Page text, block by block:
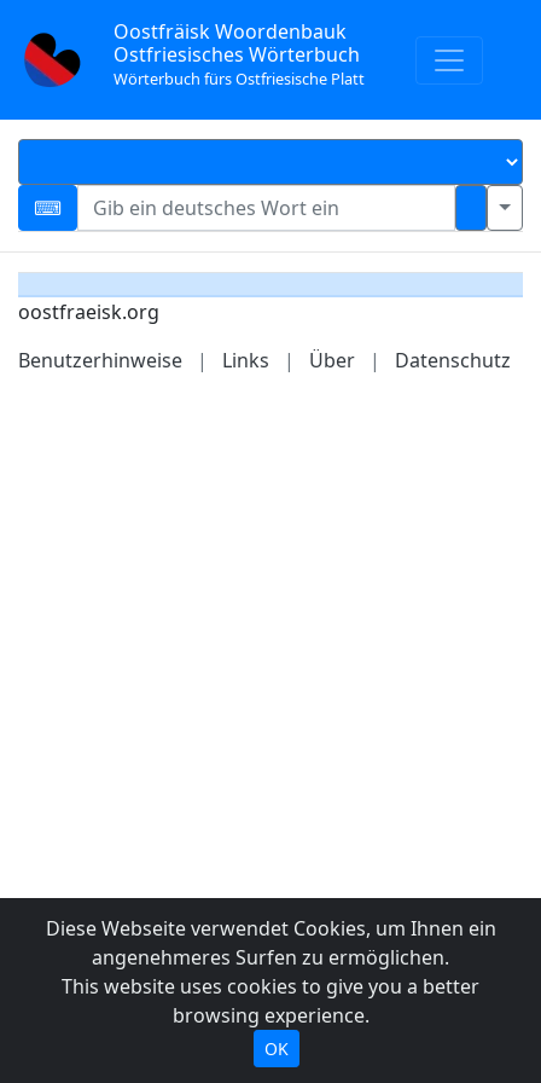
Oostfräisk Woordenbauk
Ostfriesisches Wörterbuch
Wörterbuch fürs Ostfriesische Platt
oostfraeisk.org
Benutzerhinweise
| Links | Über | Datenschutz
Diese Webseite verwendet Cookies, um Ihnen ein
angenehmeres Surfen zu ermöglichen.
This website uses cookies to give you a better
browsing experience.
OK